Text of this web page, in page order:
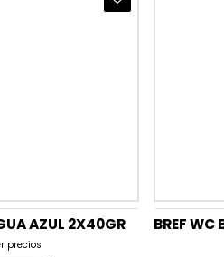
AZUL 2X40GR
precios